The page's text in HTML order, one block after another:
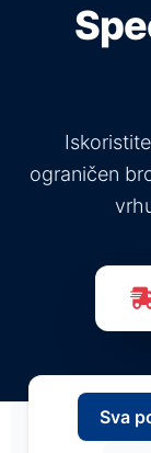
ograničen
Sva